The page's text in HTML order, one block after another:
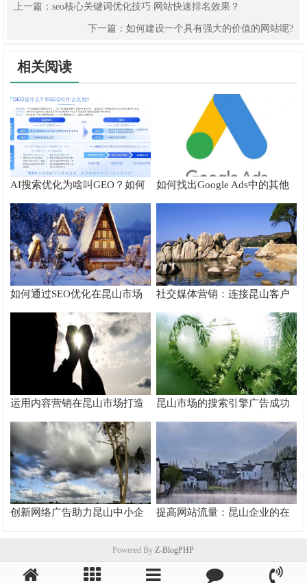
上一篇：seo核心关键词优化技巧 网站快速排名效果？
下一篇： 如何建设一个具有强大的价值的网站呢?
相关阅读
AI搜索优化为啥叫GEO？如何
在AI搜索中获得排名？
如何找出Google Ads中的其他
搜索字词
如何通过SEO优化在昆山市场
脱颖而出
社交媒体营销：连接昆山客户
的桥梁
运用内容营销在昆山市场打造
品牌影响力
昆山市场的搜索引擎广告成功
案例分析
创新网络广告助力昆山中小企
提高网站流量：昆山企业的在
Powered ByZ-BlogPHP